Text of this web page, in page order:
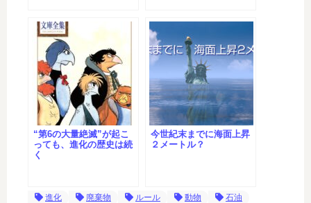
“第6の大量絶滅”が起こ
っても、進化の歴史は続
く
今世紀末までに海面上昇
２メートル？
進化 廃棄物 ルール 動物
石油